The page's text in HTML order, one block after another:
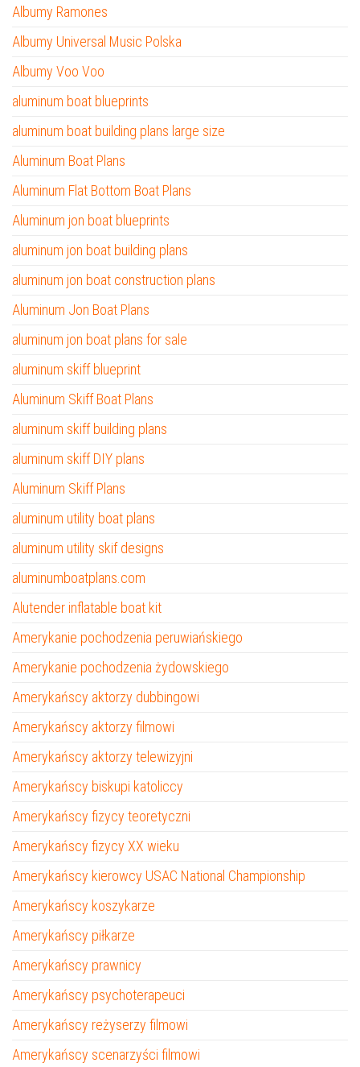
Albumy Ramones
Albumy Universal Music Polska
Albumy Voo Voo
aluminum boat blueprints
aluminum boat building plans large size
Aluminum Boat Plans
Aluminum Flat Bottom Boat Plans
Aluminum jon boat blueprints
aluminum jon boat building plans
aluminum jon boat construction plans
Aluminum Jon Boat Plans
aluminum jon boat plans for sale
aluminum skiff blueprint
Aluminum Skiff Boat Plans
aluminum skiff building plans
aluminum skiff DIY plans
Aluminum Skiff Plans
aluminum utility boat plans
aluminum utility skif designs
aluminumboatplans.com
Alutender inflatable boat kit
Amerykanie pochodzenia peruwiańskiego
Amerykanie pochodzenia żydowskiego
Amerykańscy aktorzy dubbingowi
Amerykańscy aktorzy filmowi
Amerykańscy aktorzy telewizyjni
Amerykańscy biskupi katoliccy
Amerykańscy fizycy teoretyczni
Amerykańscy fizycy XX wieku
Amerykańscy kierowcy USAC National Championship
Amerykańscy koszykarze
Amerykańscy piłkarze
Amerykańscy prawnicy
Amerykańscy psychoterapeuci
Amerykańscy reżyserzy filmowi
Amerykańscy scenarzyści filmowi